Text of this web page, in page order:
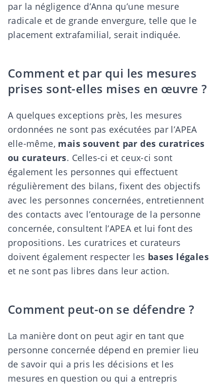
par la négligence d’Anna qu’une mesure
radicale et de grande envergure, telle que le
placement extrafamilial, serait indiquée.
Comment et par qui les mesures
prises sont-elles mises en œuvre ?
A quelques exceptions près, les mesures
ordonnées ne sont pas exécutées par l’APEA
elle-même, mais souvent par des curatrices
ou curateurs. Celles-ci et ceux-ci sont
également les personnes qui effectuent
régulièrement des bilans, fixent des objectifs
avec les personnes concernées, entretiennent
des contacts avec l’entourage de la personne
concernée, consultent l’APEA et lui font des
propositions. Les curatrices et curateurs
doivent également respecter les bases légales
et ne sont pas libres dans leur action.
Comment peut-on se défendre ?
La manière dont on peut agir en tant que
personne concernée dépend en premier lieu
de savoir qui a pris les décisions et les
mesures en question ou qui a entrepris